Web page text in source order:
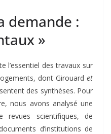
demande :
»
l’essentiel des travaux sur
dont Girouard et
des synthèses. Pour
nous avons analysé une
revues scientifiques, de
d’institutions de